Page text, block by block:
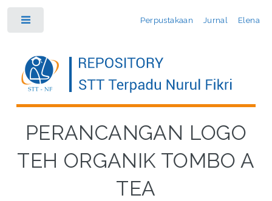
Perpustakaan Jurnal Elena
PERANCANGAN LOGO
TEH ORGANIK TOMBO A
TEA